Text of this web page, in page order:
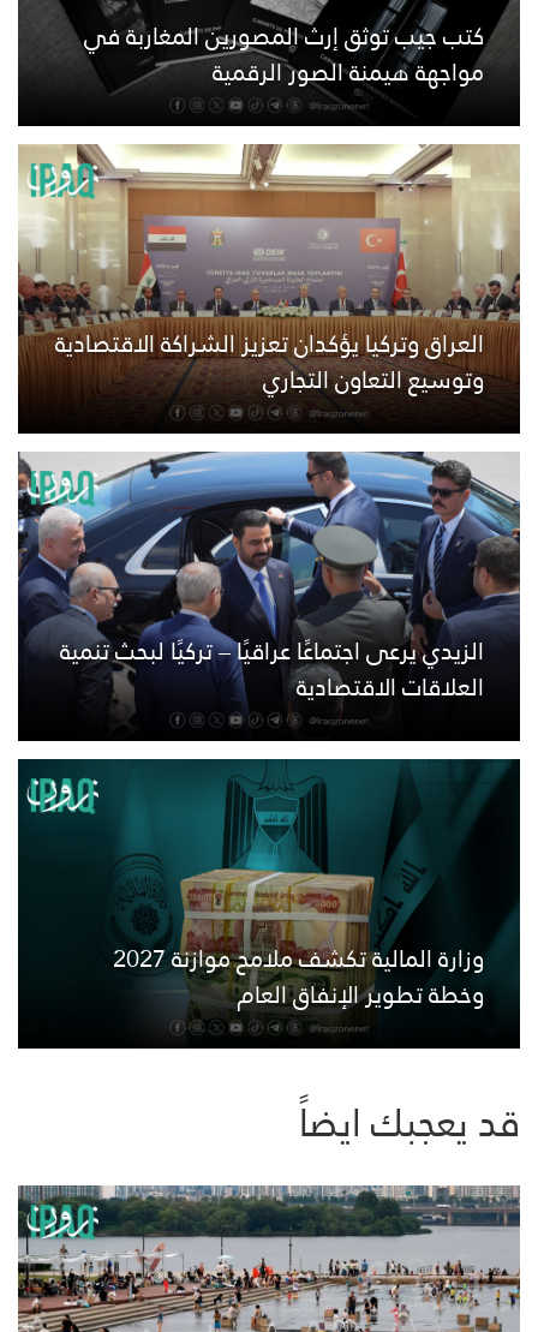
كتب جيب توثق إرث المصورين المغاربة في
مواجهة هيمنة الصور الرقمية
العراق وتركيا يؤكدان تعزيز الشراكة الاقتصادية
وتوسيع التعاون التجاري
الزيدي يرعى اجتماعًا عراقيًا – تركيًا لبحث تنمية
العلاقات الاقتصادية
وزارة المالية تكشف ملامح موازنة 2027
وخطة تطوير الإنفاق العام
قد يعجبك ايضاً